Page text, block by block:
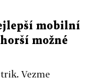
mobilní
možné
Vezme